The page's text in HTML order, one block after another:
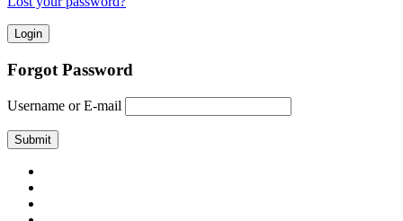
Forgot Password
Username or E-mail